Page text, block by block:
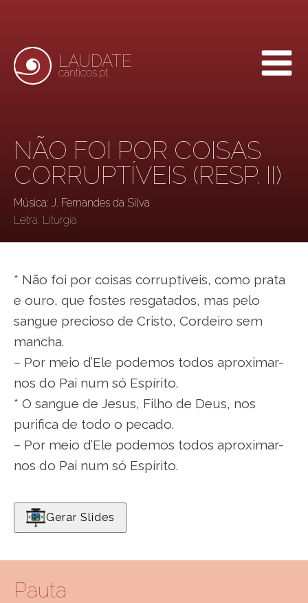
LAUDATE
canticos.pt
NÃO FOI POR COISAS
CORRUPTÍVEIS (RESP. II)
Música: J. Fernandes da Silva
Letra: Liturgia
* Não foi por coisas corruptíveis, como prata
e ouro, que fostes resgatados, mas pelo
sangue precioso de Cristo, Cordeiro sem
mancha.
– Por meio d’Ele podemos todos aproximar-
nos do Pai num só Espírito.
* O sangue de Jesus, Filho de Deus, nos
purifica de todo o pecado.
– Por meio d’Ele podemos todos aproximar-
nos do Pai num só Espírito.
Gerar Slides
Pauta